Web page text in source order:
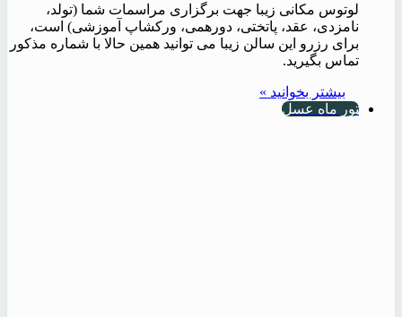
لوتوس مکانی زیبا جهت برگزاری مراسمات شما (تولد،
نامزدی، عقد، پاتختی، دورهمی، ورکشاپ آموزشی) است،
برای رزرو این سالن زیبا می توانید همین حالا با شماره مذکور
تماس بگیرید.
بیشتر بخوانید »
تور ماه عسل